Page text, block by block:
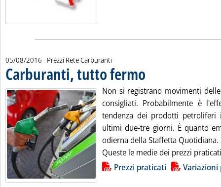
05/08/2016 - Prezzi Rete Carburanti
Carburanti, tutto fermo
Non si registrano movimenti
consigliati. Probabilmente è
tendenza dei prodotti petroliferi
ultimi due-tre giorni. È quanto
odierna della Staffetta Quotidiana.
Queste le medie dei prezzi
Lista allegati PDF alla notiziaPrezzi praticati Variazioni